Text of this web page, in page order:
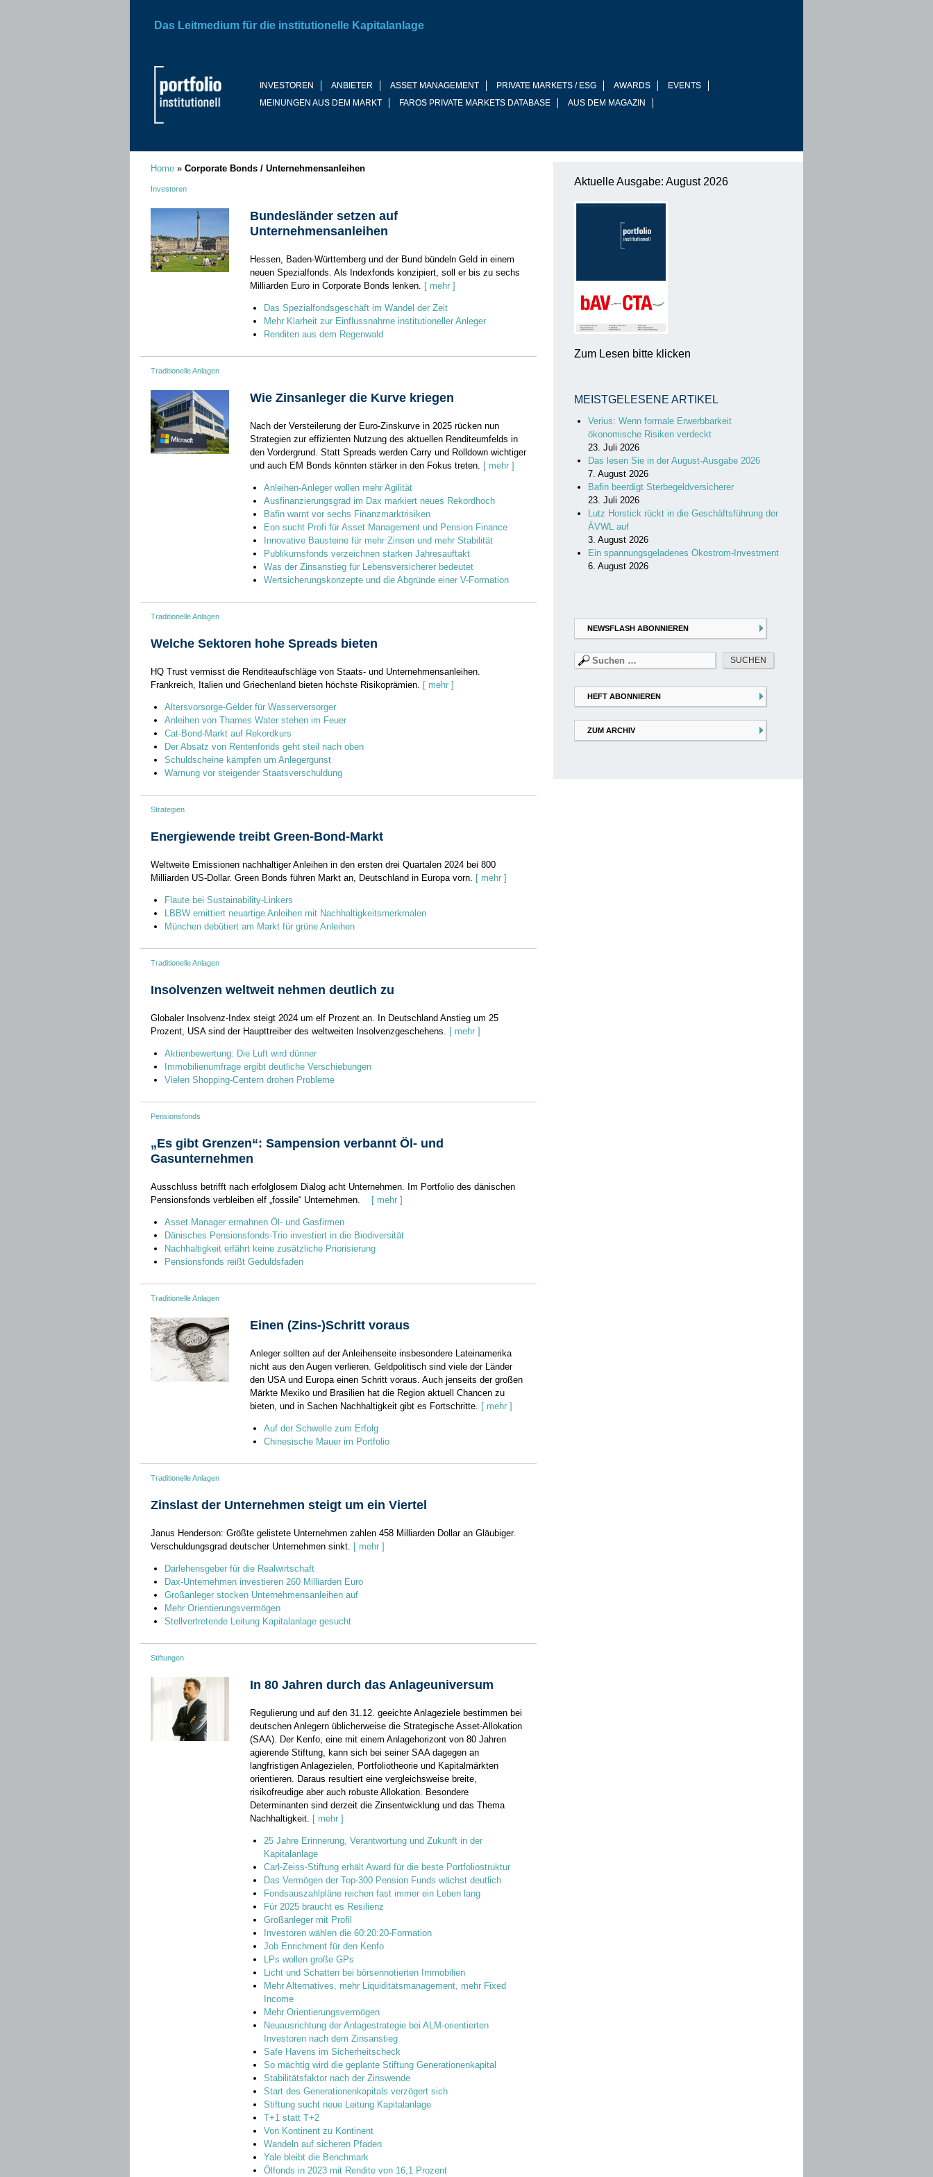
INVESTOREN ANBIETER ASSET MANAGEMENT PRIVATE MARKETS / ESG AWARDS
EVENTS
MEINUNGEN AUS DEM MARKT
FAROS PRIVATE MARKETS DATABASE AUS DEM MAGAZIN
Das Leitmedium für die institutionelle Kapitalanlage
Home » Corporate Bonds / Unternehmensanleihen
Investoren
Bundesländer setzen auf
Unternehmensanleihen
Hessen, Baden-Württemberg und der Bund bündeln Geld in einem
neuen Spezialfonds. Als Indexfonds konzipiert, soll er bis zu sechs
Milliarden Euro in Corporate Bonds lenken. [ mehr ]
Das Spezialfondsgeschäft im Wandel der Zeit
Mehr Klarheit zur Einflussnahme institutioneller Anleger
Renditen aus dem Regenwald
Traditionelle Anlagen
Wie Zinsanleger die Kurve kriegen
Nach der Versteilerung der Euro-Zinskurve in 2025 rücken nun
Strategien zur effizienten Nutzung des aktuellen Renditeumfelds in
den Vordergrund. Statt Spreads werden Carry und Rolldown wichtiger
und auch EM Bonds könnten stärker in den Fokus treten. [ mehr ]
Anleihen-Anleger wollen mehr Agilität
Ausfinanzierungsgrad im Dax markiert neues Rekordhoch
Bafin warnt vor sechs Finanzmarktrisiken
Eon sucht Profi für Asset Management und Pension Finance
Innovative Bausteine für mehr Zinsen und mehr Stabilität
Publikumsfonds verzeichnen starken Jahresauftakt
Was der Zinsanstieg für Lebensversicherer bedeutet
Wertsicherungskonzepte und die Abgründe einer V-Formation
Traditionelle Anlagen
Welche Sektoren hohe Spreads bieten
HQ Trust vermisst die Renditeaufschläge von Staats- und Unternehmensanleihen.
Frankreich, Italien und Griechenland bieten höchste Risikoprämien. [ mehr ]
Altersvorsorge-Gelder für Wasserversorger
Anleihen von Thames Water stehen im Feuer
Cat-Bond-Markt auf Rekordkurs
Der Absatz von Rentenfonds geht steil nach oben
Schuldscheine kämpfen um Anlegergunst
Warnung vor steigender Staatsverschuldung
Strategien
Energiewende treibt Green-Bond-Markt
Weltweite Emissionen nachhaltiger Anleihen in den ersten drei Quartalen 2024 bei 800
Milliarden US-Dollar. Green Bonds führen Markt an, Deutschland in Europa vorn. [ mehr ]
Flaute bei Sustainability-Linkers
LBBW emittiert neuartige Anleihen mit Nachhaltigkeitsmerkmalen
München debütiert am Markt für grüne Anleihen
Traditionelle Anlagen
Insolvenzen weltweit nehmen deutlich zu
Globaler Insolvenz-Index steigt 2024 um elf Prozent an. In Deutschland Anstieg um 25
Prozent, USA sind der Haupttreiber des weltweiten Insolvenzgeschehens. [ mehr ]
Aktienbewertung: Die Luft wird dünner
Immobilienumfrage ergibt deutliche Verschiebungen
Vielen Shopping-Centern drohen Probleme
Pensionsfonds
„Es gibt Grenzen“: Sampension verbannt Öl- und
Gasunternehmen
Ausschluss betrifft nach erfolglosem Dialog acht Unternehmen. Im Portfolio des dänischen
Pensionsfonds verbleiben elf „fossile“ Unternehmen.
[ mehr ]
Asset Manager ermahnen Öl- und Gasfirmen
Dänisches Pensionsfonds-Trio investiert in die Biodiversität
Nachhaltigkeit erfährt keine zusätzliche Priorisierung
Pensionsfonds reißt Geduldsfaden
Traditionelle Anlagen
Einen (Zins-)Schritt voraus
Anleger sollten auf der Anleihenseite insbesondere Lateinamerika
nicht aus den Augen verlieren. Geldpolitisch sind viele der Länder
den USA und Europa einen Schritt voraus. Auch jenseits der großen
Märkte Mexiko und Brasilien hat die Region aktuell Chancen zu
bieten, und in Sachen Nachhaltigkeit gibt es Fortschritte. [ mehr ]
Auf der Schwelle zum Erfolg
Chinesische Mauer im Portfolio
Traditionelle Anlagen
Zinslast der Unternehmen steigt um ein Viertel
Janus Henderson: Größte gelistete Unternehmen zahlen 458 Milliarden Dollar an Gläubiger.
Verschuldungsgrad deutscher Unternehmen sinkt. [ mehr ]
Darlehensgeber für die Realwirtschaft
Dax-Unternehmen investieren 260 Milliarden Euro
Großanleger stocken Unternehmensanleihen auf
Mehr Orientierungsvermögen
Stellvertretende Leitung Kapitalanlage gesucht
Stiftungen
In 80 Jahren durch das Anlageuniversum
Regulierung und auf den 31.12. geeichte Anlageziele bestimmen bei
deutschen Anlegern üblicherweise die Strategische Asset-Allokation
(SAA). Der Kenfo, eine mit einem Anlagehorizont von 80 Jahren
agierende Stiftung, kann sich bei seiner SAA dagegen an
langfristigen Anlagezielen, Portfoliotheorie und Kapitalmärkten
orientieren. Daraus resultiert eine vergleichsweise breite,
risikofreudige aber auch robuste Allokation. Besondere
Determinanten sind derzeit die Zinsentwicklung und das Thema
Nachhaltigkeit. [ mehr ]
25 Jahre Erinnerung, Verantwortung und Zukunft in der
Kapitalanlage
Carl-Zeiss-Stiftung erhält Award für die beste Portfoliostruktur
Das Vermögen der Top-300 Pension Funds wächst deutlich
Fondsauszahlpläne reichen fast immer ein Leben lang
Für 2025 braucht es Resilienz
Großanleger mit Profil
Investoren wählen die 60:20:20-Formation
Job Enrichment für den Kenfo
LPs wollen große GPs
Licht und Schatten bei börsennotierten Immobilien
Mehr Alternatives, mehr Liquiditätsmanagement, mehr Fixed
Income
Mehr Orientierungsvermögen
Neuausrichtung der Anlagestrategie bei ALM-orientierten
Investoren nach dem Zinsanstieg
Safe Havens im Sicherheitscheck
So mächtig wird die geplante Stiftung Generationenkapital
Stabilitätsfaktor nach der Zinswende
Start des Generationenkapitals verzögert sich
Stiftung sucht neue Leitung Kapitalanlage
T+1 statt T+2
Von Kontinent zu Kontinent
Wandeln auf sicheren Pfaden
Yale bleibt die Benchmark
Ölfonds in 2023 mit Rendite von 16,1 Prozent
Aktuelle Ausgabe: August 2026
Zum Lesen bitte klicken
MEISTGELESENE ARTIKEL
Verius: Wenn formale Erwerbbarkeit
ökonomische Risiken verdeckt
23. Juli 2026
Das lesen Sie in der August-Ausgabe 2026
7. August 2026
Bafin beerdigt Sterbegeldversicherer
23. Juli 2026
Lutz Horstick rückt in die Geschäftsführung der
ÄVWL auf
3. August 2026
Ein spannungsgeladenes Ökostrom-Investment
6. August 2026
NEWSFLASH ABONNIEREN
Suchen
nach:
HEFT ABONNIEREN
ZUM ARCHIV